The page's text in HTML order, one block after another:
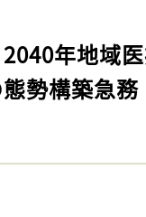
2040年地域
勢構築急務